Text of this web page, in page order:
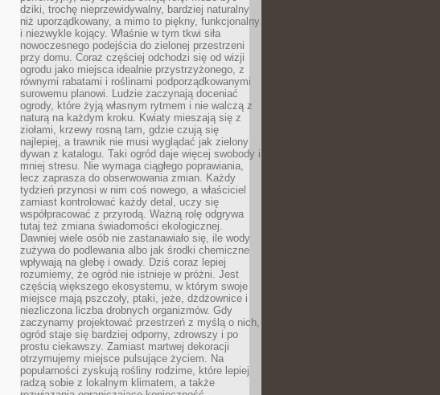
dziki, trochę nieprzewidywalny, bardziej naturalny
niż uporządkowany, a mimo to piękny, funkcjonalny
i niezwykle kojący. Właśnie w tym tkwi siła
nowoczesnego podejścia do zielonej przestrzeni
przy domu. Coraz częściej odchodzi się od wizji
ogrodu jako miejsca idealnie przystrzyżonego, z
równymi rabatami i roślinami podporządkowanymi
surowemu planowi. Ludzie zaczynają doceniać
ogrody, które żyją własnym rytmem i nie walczą z
naturą na każdym kroku. Kwiaty mieszają się z
ziołami, krzewy rosną tam, gdzie czują się
najlepiej, a trawnik nie musi wyglądać jak zielony
dywan z katalogu. Taki ogród daje więcej swobody i
mniej stresu. Nie wymaga ciągłego poprawiania,
lecz zaprasza do obserwowania zmian. Każdy
tydzień przynosi w nim coś nowego, a właściciel
zamiast kontrolować każdy detal, uczy się
współpracować z przyrodą. Ważną rolę odgrywa
tutaj też zmiana świadomości ekologicznej.
Dawniej wiele osób nie zastanawiało się, ile wody
zużywa do podlewania albo jak środki chemiczne
wpływają na glebę i owady. Dziś coraz lepiej
rozumiemy, że ogród nie istnieje w próżni. Jest
częścią większego ekosystemu, w którym swoje
miejsce mają pszczoły, ptaki, jeże, dżdżownice i
niezliczona liczba drobnych organizmów. Gdy
zaczynamy projektować przestrzeń z myślą o nich,
ogród staje się bardziej odporny, zdrowszy i po
prostu ciekawszy. Zamiast martwej dekoracji
otrzymujemy miejsce pulsujące życiem. Na
popularności zyskują rośliny rodzime, które lepiej
radzą sobie z lokalnym klimatem, a także